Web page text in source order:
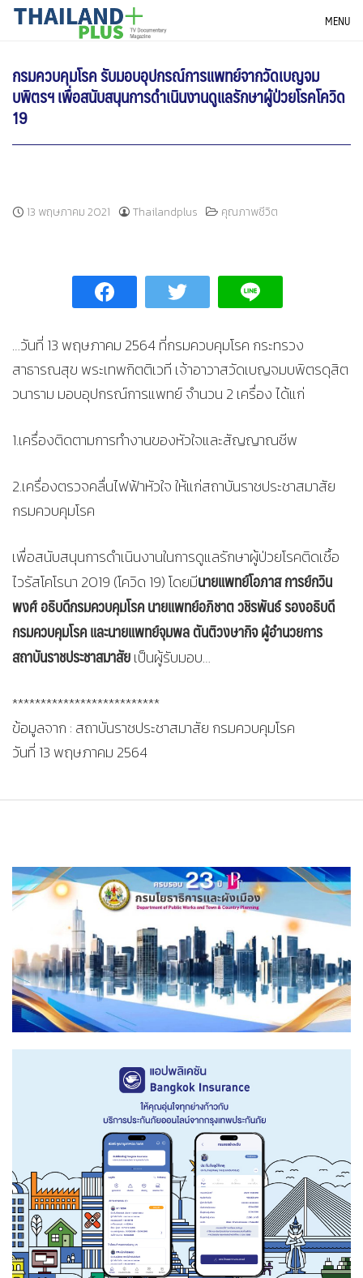
SkipTHAILANDPLUS NEWS MENU
กรมควบคุมโรค รับมอบอุปกรณ์การแพทย์จากวัดเบญจม
บพิตรฯ เพื่อสนับสนุนการดำเนินงานดูแลรักษาผู้ป่วยโรคโควิด
19
13 พฤษภาคม 2021 Thailandplus คุณภาพชีวิต
…วันที่ 13 พฤษภาคม 2564 ที่กรมควบคุมโรค กระทรวง
สาธารณสุข พระเทพกิตติเวที เจ้าอาวาสวัดเบญจมบพิตรดุสิต
วนาราม มอบอุปกรณ์การแพทย์ จำนวน 2 เครื่อง ได้แก่
1.เครื่องติดตามการทำงานของหัวใจและสัญญาณชีพ
2.เครื่องตรวจคลื่นไฟฟ้าหัวใจ ให้แก่สถาบันราชประชาสมาสัย
กรมควบคุมโรค
เพื่อสนับสนุนการดำเนินงานในการดูแลรักษาผู้ป่วยโรคติดเชื้อ
ไวรัสโคโรนา 2019 (โควิด 19) โดยมีนายแพทย์โอภาส การย์กวิน
พงศ์ อธิบดีกรมควบคุมโรค นายแพทย์อภิชาต วชิรพันธ์ รองอธิบดี
กรมควบคุมโรค และนายแพทย์จุมพล ตันติวงษากิจ ผู้อำนวยการ
สถาบันราชประชาสมาสัยเป็นผู้รับมอบ…
**************************
ข้อมูลจาก : สถาบันราชประชาสมาสัย กรมควบคุมโรค
วันที่ 13 พฤษภาคม 2564